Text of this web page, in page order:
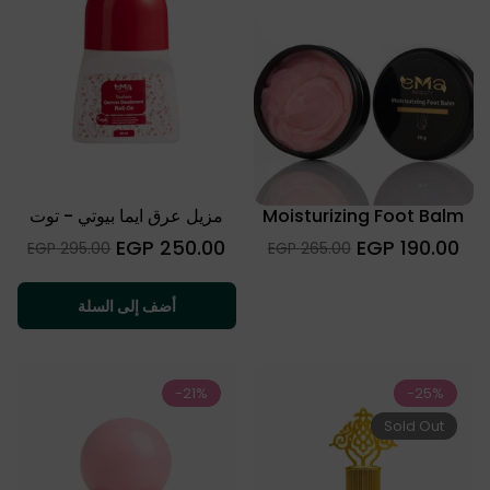
Moisturizing Foot Balm
السعر
العادي
190.00 EGP
Sale
265.00 EGP
مزيل عرق ايما بيوتي - توت
السعر
العادي
250.00 EGP
Sale
295.00 EGP
أضف إلى السلة
-25%
Sold Out
-21%